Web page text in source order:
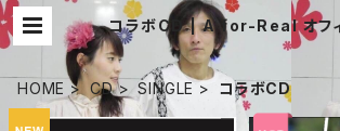
コラボCD | A for-Real オフ
ル 通販サイト
HOME CD SINGLE コラボCD